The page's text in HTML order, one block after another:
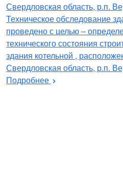
Свердловская область, р.п.
Техническое обследование
проведено с целью –
технического состояния
здания котельной ,
Свердловская область, р.п.
Подробнее